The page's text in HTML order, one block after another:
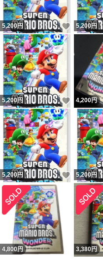
5,200 円 いいね！
5,200 円
5,200 円 いいね！
4,200円
5,200 円 いいね！
5,200 円
4,800円 3,380円